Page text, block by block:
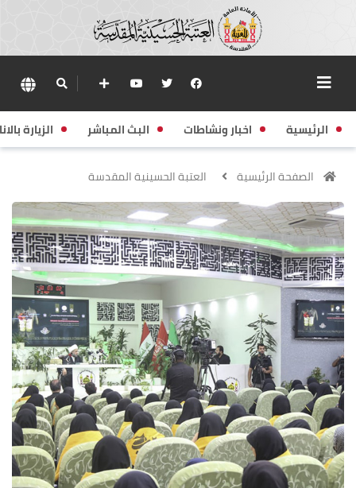
الرئيسية اخبار ونشاطات البث المباشر الزيارة
الصفحة الرئيسية العتبة الحسينية المقدسة